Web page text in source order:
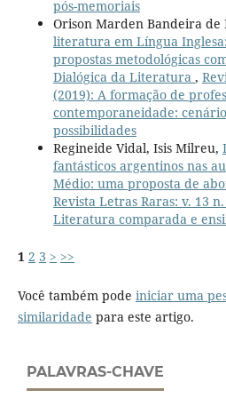
pós-memoriais
Orison Marden Bandeira de
literatura em Língua
propostas metodológicas
Dialógica da Literatura ,
(2019): A formação de
contemporaneidade:
possibilidades
Regineide Vidal, Isis Milreu,
fantásticos argentinos nas
Médio: uma proposta de
Revista Letras Raras: v. 13
Literatura comparada e
1 2 3 > >>
Você também pode iniciar uma
similaridade para este artigo.
PALAVRAS-CHAVE